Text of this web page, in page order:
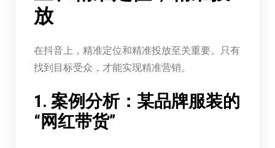
放
在抖音上，精准定位和精准投放至关重要。只有
找到目标受众，才能实现精准营销。
1. 案例分析：某品牌服装的
“网红带货”